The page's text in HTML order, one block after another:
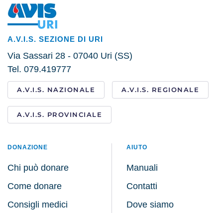
A.V.I.S. SEZIONE DI URI
Via Sassari 28 - 07040 Uri (SS)
Tel. 079.419777
A.V.I.S. NAZIONALE A.V.I.S. REGIONALE
A.V.I.S. PROVINCIALE
DONAZIONE
Chi può donare
Come donare
Consigli medici
AIUTO
Manuali
Contatti
Dove siamo